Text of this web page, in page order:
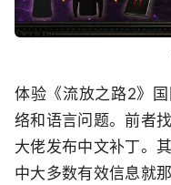
体验《流放之路2》
络和语言问题。前者
大佬发布中文补丁。
中大多数有效信息就